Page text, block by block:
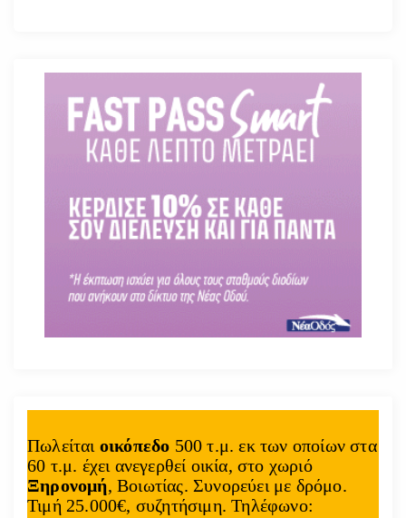
Πωλείται οικόπεδο 500 τ.μ. εκ των οποίων στα
60 τ.μ. έχει ανεγερθεί οικία, στο χωριό
Ξηρονομή, Βοιωτίας. Συνορεύει με δρόμο.
Τιμή 25.000€, συζητήσιμη. Τηλέφωνο: